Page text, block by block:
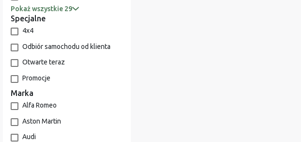
Pokaż wszystkie 29
Specjalne
4x4
Odbiór samochodu od klienta
Otwarte teraz
Promocje
Marka
Alfa Romeo
Aston Martin
Audi